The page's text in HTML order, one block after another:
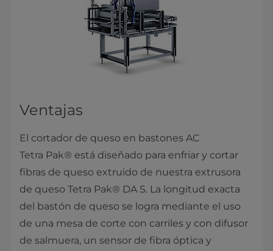
Ventajas
El cortador de queso en bastones AC
Tetra Pak® está diseñado para enfriar y cortar
fibras de queso extruido de nuestra extrusora
de queso Tetra Pak® DA S. La longitud exacta
del bastón de queso se logra mediante el uso
de una mesa de corte con carriles y con difusor
de salmuera, un sensor de fibra óptica y